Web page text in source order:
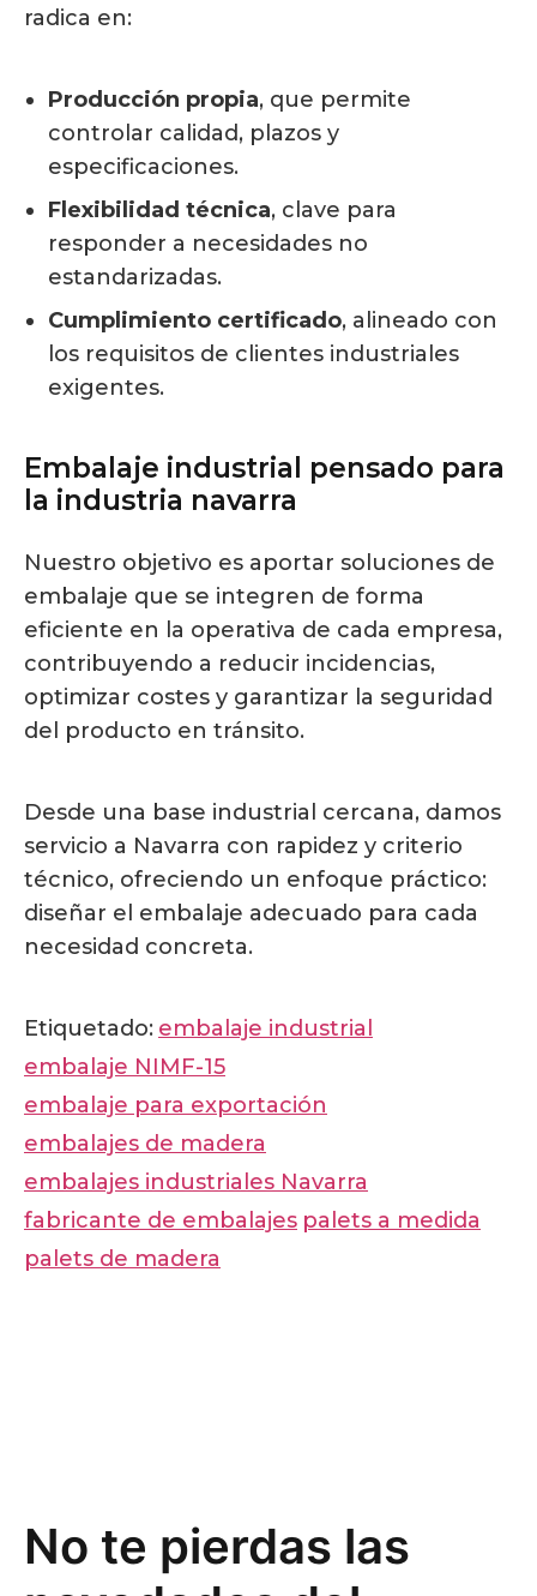
radica en:
Producción propia, que permite
controlar calidad, plazos y
especificaciones.
Flexibilidad técnica, clave para
responder a necesidades no
estandarizadas.
Cumplimiento certificado, alineado con
los requisitos de clientes industriales
exigentes.
Embalaje industrial pensado para
la industria navarra
Nuestro objetivo es aportar soluciones de
embalaje que se integren de forma
eficiente en la operativa de cada empresa,
contribuyendo a reducir incidencias,
optimizar costes y garantizar la seguridad
del producto en tránsito.
Desde una base industrial cercana, damos
servicio a Navarra con rapidez y criterio
técnico, ofreciendo un enfoque práctico:
diseñar el embalaje adecuado para cada
necesidad concreta.
Etiquetado: embalaje industrial
embalaje NIMF-15
embalaje para exportación
embalajes de madera
embalajes industriales Navarra
fabricante de embalajes palets a medida
palets de madera
No te pierdas las